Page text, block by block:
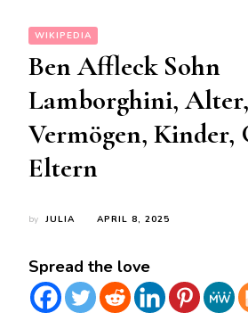
WIKIPEDIA
Ben Affleck Sohn
Lamborghini,
Vermögen, Kinder,
Eltern
by JULIA APRIL 8, 2025
Spread the love